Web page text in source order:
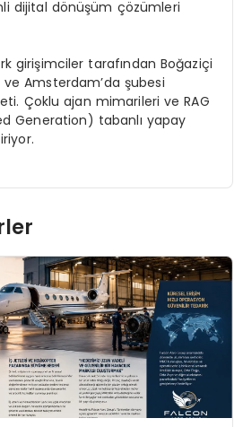
dijital dönüşüm çözümleri
girişimciler tarafından Boğaziçi
Amsterdam’da şubesi
Çoklu ajan mimarileri ve RAG
Generation) tabanlı yapay